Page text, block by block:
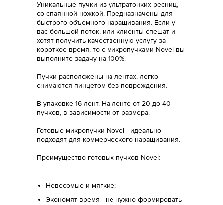
Уникальные пучки из ультратонких ресниц,
со спаянной ножкой. Предназначены для
быстрого объемного наращивания. Если у
вас большой поток, или клиенты спешат и
хотят получить качественную услугу за
короткое время, то c микропучками Novel вы
выполните задачу на 100%.
Пучки расположены на лентах, легко
снимаются пинцетом без повреждения.
В упаковке 16 лент. На ленте от 20 до 40
пучков, в зависимости от размера.
Готовые микропучки Novel - идеально
подходят для коммерческого наращивания.
Преимущество готовых пучков Novel:
Невесомые и мягкие;
Экономят время - не нужно формировать